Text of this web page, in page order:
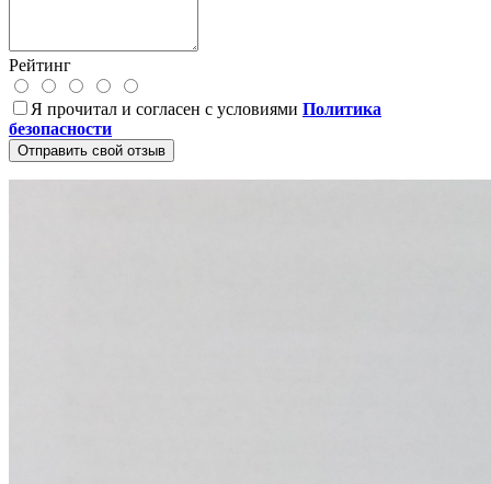
Рейтинг
Я прочитал и согласен с условиями Политика
безопасности
Отправить свой отзыв